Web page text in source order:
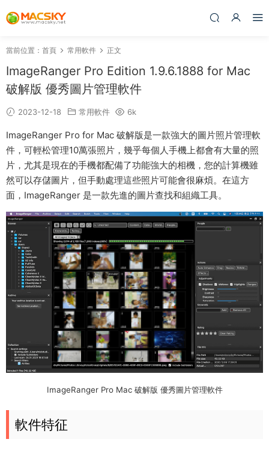
當前位置： 首頁 常用軟件 正文
ImageRanger Pro Edition 1.9.6.1888 for Mac
破解版 優秀圖片管理軟件
2023-12-18 常用軟件 6k
ImageRanger Pro for Mac 破解版是一款強大的圖片照片管理軟
件，可輕松管理10萬張照片，幾乎每個人手機上都會有大量的照
片，尤其是現在的手機都配備了功能強大的相機，您的計算機雖
然可以存儲圖片，但手動處理這些照片可能會很麻煩。在這方
面，ImageRanger 是一款先進的圖片查找和組織工具。
ImageRanger Pro Mac 破解版 優秀圖片管理軟件
軟件特征